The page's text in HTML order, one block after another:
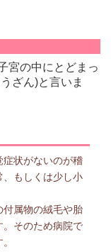
宮の中にとどまっ
ざん)と言いま
症状がないのが稽
、もしくは少し小
付属物の絨毛や胎
。そのため病院で